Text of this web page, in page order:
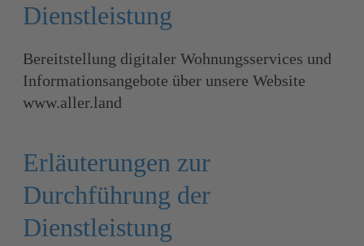
Dienstleistung
Bereitstellung digitaler Wohnungsservices und
Informationsangebote über unsere Website
www.aller.land
Erläuterungen zur
Durchführung der
Dienstleistung